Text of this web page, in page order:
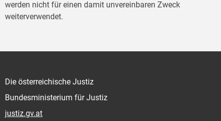
werden nicht für einen damit unvereinbaren Zweck
weiterverwendet.
Die österreichische Justiz
Bundesministerium für Justiz
justiz.gv.at